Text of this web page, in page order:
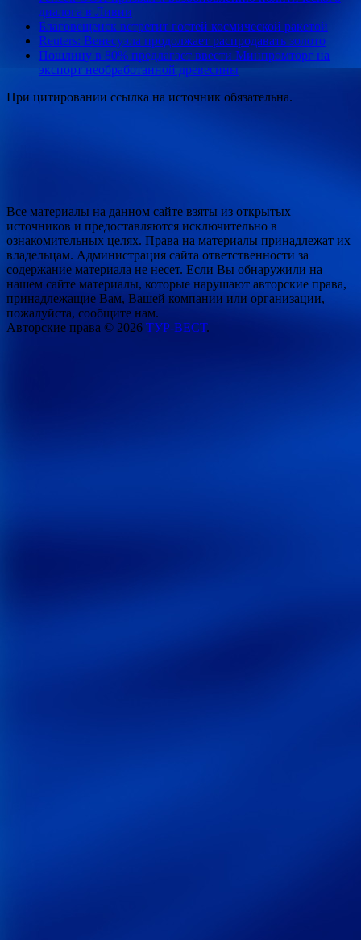
диалога в Ливии
Благовещенск встретит гостей космической ракетой
Reuters: Венесуэла продолжает распродавать золото
Пошлину в 80% предлагает ввести Минпромторг на
экспорт необработанной древесины
При цитировании ссылка на источник обязательна.
Все материалы на данном сайте взяты из открытых
источников и предоставляются исключительно в
ознакомительных целях. Права на материалы принадлежат их
владельцам. Администрация сайта ответственности за
содержание материала не несет. Если Вы обнаружили на
нашем сайте материалы, которые нарушают авторские права,
принадлежащие Вам, Вашей компании или организации,
пожалуйста, сообщите нам.
Авторские права © 2026 ТУР-ВЕСТ.